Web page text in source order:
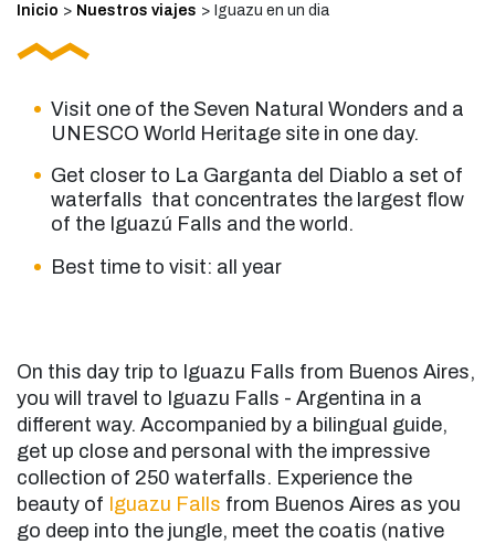
Inicio > Nuestros viajes > Iguazu en un dia
Visit one of the Seven Natural Wonders and a
UNESCO World Heritage site in one day.
Get closer to La Garganta del Diablo a set of
waterfalls that concentrates the largest flow
of the Iguazú Falls and the world.
Best time to visit: all year
On this day trip to Iguazu Falls from Buenos Aires,
you will travel to Iguazu Falls - Argentina in a
different way. Accompanied by a bilingual guide,
get up close and personal with the impressive
collection of 250 waterfalls. Experience the
beauty of Iguazu Falls from Buenos Aires as you
go deep into the jungle, meet the coatis (native